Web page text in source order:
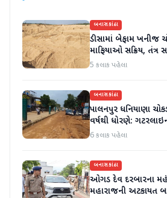
બનાસકાંઠા
ડીસામાં બેફામ ખનીજ
માફિયાઓ સક્રિય, તંત્ર
5 કલાક પહેલા
બનાસકાંઠા
પાલનપુર ધનિયાણા
વર્ષથી ધોરણે:
હાલાકી
6 કલાક પહેલા
બનાસકાંઠા
ઓગડ દેવ દરબારના
મહારાજની અટકાયત